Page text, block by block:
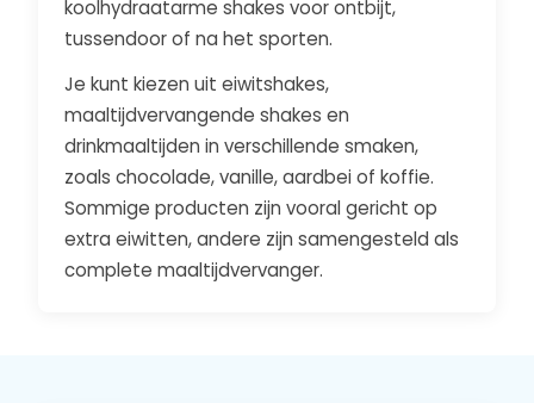
koolhydraatarme shakes voor ontbijt,
tussendoor of na het sporten.
Je kunt kiezen uit eiwitshakes,
maaltijdvervangende shakes en
drinkmaaltijden in verschillende smaken,
zoals chocolade, vanille, aardbei of koffie.
Sommige producten zijn vooral gericht op
extra eiwitten, andere zijn samengesteld als
complete maaltijdvervanger.